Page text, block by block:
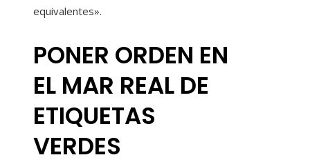
equivalentes».
PONER ORDEN EN
EL MAR REAL DE
ETIQUETAS
VERDES